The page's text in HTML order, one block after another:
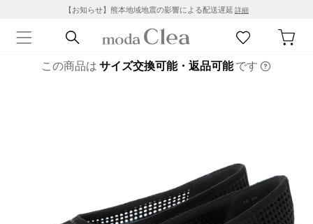
【お知らせ】熊本地域地震の影響による配送遅延 詳細
この商品は サイズ交換可能・返品可能です